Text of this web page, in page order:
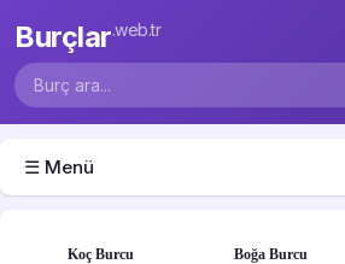
Burçlar.web.tr
☰ Menü
Koç Burcu Boğa Burcu